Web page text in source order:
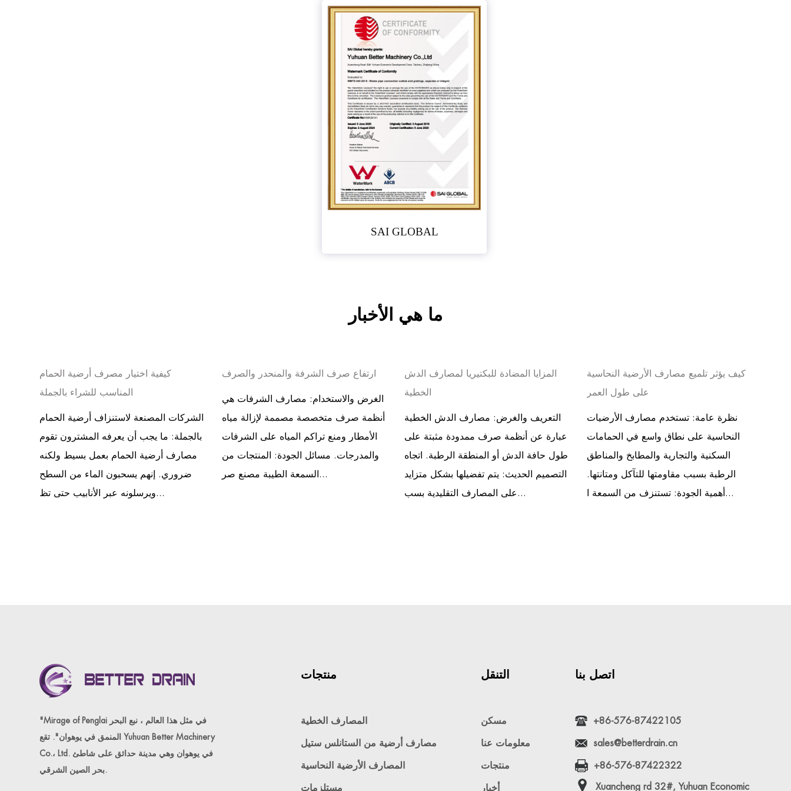
SAI GLOBAL
ما هي الأخبار
كيفية اختيار مصرف أرضية الحمام
المناسب للشراء بالجملة
الشركات المصنعة لاستنزاف أرضية الحمام
بالجملة: ما يجب أن يعرفه المشترون تقوم
مصارف أرضية الحمام بعمل بسيط ولكنه
ضروري. إنهم يسحبون الماء من السطح
ويرسلونه عبر الأنابيب حتى تظ...
ارتفاع صرف الشرفة والمنحدر والصرف
الغرض والاستخدام: مصارف الشرفات هي
أنظمة صرف متخصصة مصممة لإزالة مياه
الأمطار ومنع تراكم المياه على الشرفات
والمدرجات. مسائل الجودة: المنتجات من
السمعة الطيبة مصنع صر...
المزايا المضادة للبكتيريا لمصارف الدش
الخطية
التعريف والغرض: مصارف الدش الخطية
عبارة عن أنظمة صرف ممدودة مثبتة على
طول حافة الدش أو المنطقة الرطبة. اتجاه
التصميم الحديث: يتم تفضيلها بشكل متزايد
على المصارف التقليدية بسب...
كيف يؤثر تلميع مصارف الأرضية النحاسية
على طول العمر
نظرة عامة: تستخدم مصارف الأرضيات
النحاسية على نطاق واسع في الحمامات
السكنية والتجارية والمطابخ والمناطق
الرطبة بسبب مقاومتها للتآكل ومتانتها.
أهمية الجودة: تستنزف من السمعة ا...
"Mirage of Penglai في مثل هذا العالم ، نبع البحر
المنمق في يوهوان". تقع Yuhuan Better Machinery
Co.، Ltd. في يوهوان وهي مدينة حدائق على شاطئ
بحر الصين الشرقي.
منتجات
المصارف الخطية
مصارف أرضية من الستانلس ستيل
المصارف الأرضية النحاسية
مستلزمات
التنقل
مسكن
معلومات عنا
منتجات
أخبار
اتصل بنا
+86-576-87422105
sales@betterdrain.cn
+86-576-87422322
Xuancheng rd 32#, Yuhuan Economic